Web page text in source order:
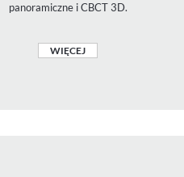
panoramiczne i CBCT 3D.
WIĘCEJ